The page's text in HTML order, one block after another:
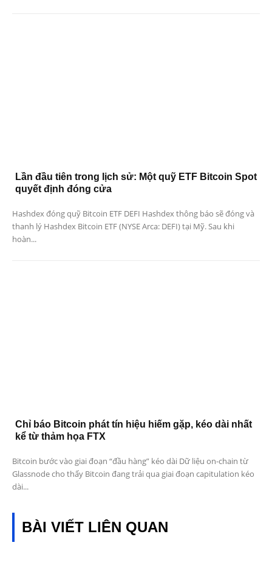
Lần đầu tiên trong lịch sử: Một quỹ ETF Bitcoin Spot
quyết định đóng cửa
Hashdex đóng quỹ Bitcoin ETF DEFI Hashdex thông báo sẽ đóng và
thanh lý Hashdex Bitcoin ETF (NYSE Arca: DEFI) tại Mỹ. Sau khi
hoàn...
Chỉ báo Bitcoin phát tín hiệu hiếm gặp, kéo dài nhất
kể từ thảm họa FTX
Bitcoin bước vào giai đoạn “đầu hàng” kéo dài Dữ liệu on-chain từ
Glassnode cho thấy Bitcoin đang trải qua giai đoạn capitulation kéo
dài...
BÀI VIẾT LIÊN QUAN